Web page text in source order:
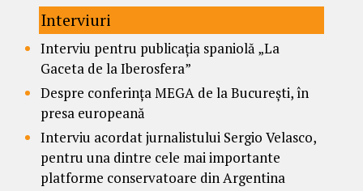
Interviuri
Interviu pentru publicația spaniolă „La
Gaceta de la Iberosfera”
Despre conferința MEGA de la București, în
presa europeană
Interviu acordat jurnalistului Sergio Velasco,
pentru una dintre cele mai importante
platforme conservatoare din Argentina